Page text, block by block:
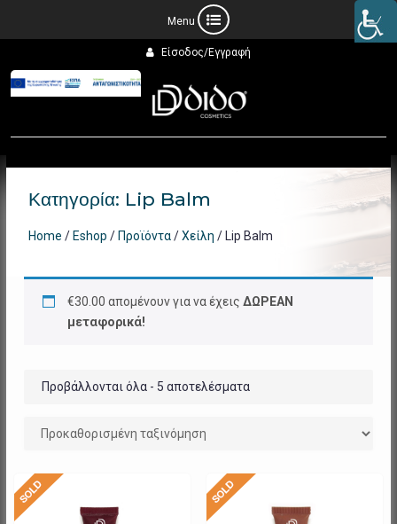
στο
περιεχόμενο
Είσοδος/Εγγραφή
Κατηγορία: Lip Balm
Home / Eshop / Προϊόντα/Χείλη / Lip Balm
€30.00 απομένουν για να έχεις ΔΩΡΕΑΝ
μεταφορικά!
Προβάλλονται όλα - 5 αποτελέσματα